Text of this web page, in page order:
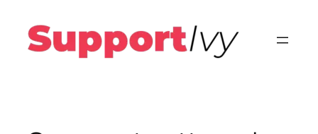
contenu